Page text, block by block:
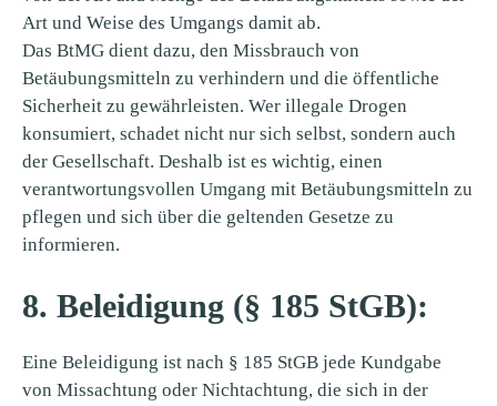
Art und Weise des Umgangs damit ab.
Das BtMG dient dazu, den Missbrauch von
Betäubungsmitteln zu verhindern und die öffentliche
Sicherheit zu gewährleisten. Wer illegale Drogen
konsumiert, schadet nicht nur sich selbst, sondern auch
der Gesellschaft. Deshalb ist es wichtig, einen
verantwortungsvollen Umgang mit Betäubungsmitteln zu
pflegen und sich über die geltenden Gesetze zu
informieren.
8. Beleidigung (§ 185 StGB):
Eine Beleidigung ist nach § 185 StGB jede Kundgabe
von Missachtung oder Nichtachtung, die sich in der